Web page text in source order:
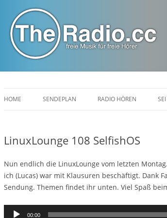
HOME SENDEPLAN RADIO HÖREN
LinuxLounge 108 SelfishOS
Nun endlich die LinuxLounge vom letzten
ich (Lucas) war mit Klausuren beschäftigt. Dank
Sendung. Themen findet ihr unten. Viel Spaß
Audio-
00:00